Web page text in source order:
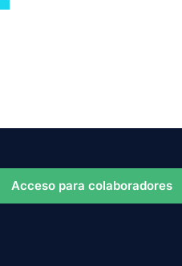
Acceso para colaboradores